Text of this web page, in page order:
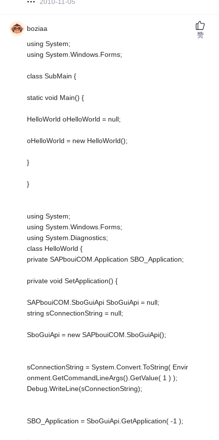
2010-11-05
boziaa
using System;
using System.Windows.Forms;
class SubMain {
static void Main() {
HelloWorld oHelloWorld = null;
oHelloWorld = new HelloWorld();
}
}
using System;
using System.Windows.Forms;
using System.Diagnostics;
class HelloWorld {
private SAPbouiCOM.Application SBO_Application;
private void SetApplication() {
SAPbouiCOM.SboGuiApi SboGuiApi = null;
string sConnectionString = null;
SboGuiApi = new SAPbouiCOM.SboGuiApi();
sConnectionString = System.Convert.ToString( Envir
onment.GetCommandLineArgs().GetValue( 1 ) );
Debug.WriteLine(sConnectionString);
SBO_Application = SboGuiApi.GetApplication( -1 );
赞